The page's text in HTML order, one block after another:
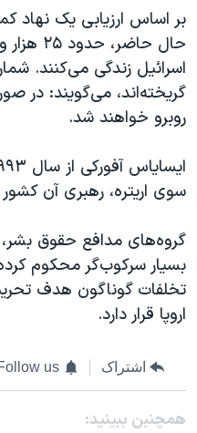
بر اساس ارزیابی یک نهاد
اسرائیل زندگی می‌کنند.
گریخته‌اند، می‌گویند: در
روبرو خواهند شد.
سوی اریتره، رهبری آن
گروه‌های مدافع حقوق
بسیار سرکوب‌گر محکوم
تخلفات گوناگون هدف
اروپا قرار دارد.
اشتراک us
همچنبن ببینید: